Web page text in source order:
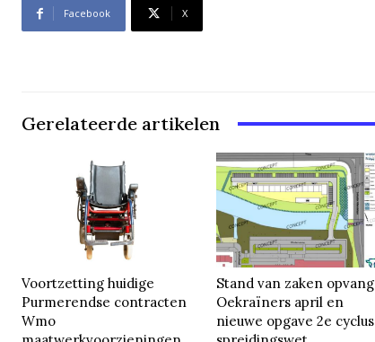
Facebook X
Gerelateerde artikelen
Voortzetting huidige
Purmerendse contracten
Wmo
Stand van zaken opvang
Oekraïners april en
nieuwe opgave 2e cyclus